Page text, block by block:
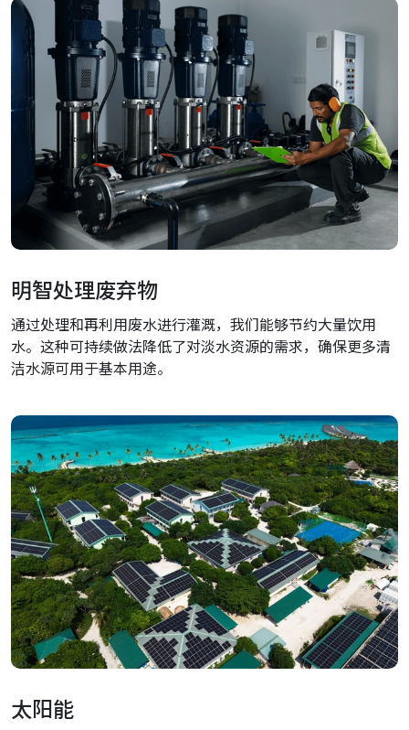
明智处理废弃物
通过处理和再利用废水进行灌溉，我们能够节约大量饮用
水。这种可持续做法降低了对淡水资源的需求，确保更多清
洁水源可用于基本用途。
太阳能